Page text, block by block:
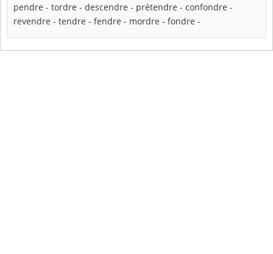
pendre - tordre - descendre - prétendre - confondre -
revendre - tendre - fendre - mordre - fondre -